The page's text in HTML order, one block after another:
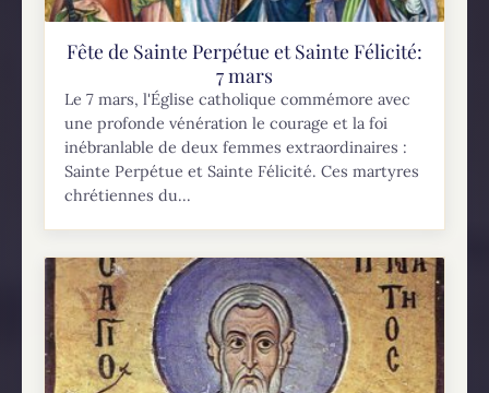
Fête de Sainte Perpétue et Sainte Félicité:
7 mars
Le 7 mars, l'Église catholique commémore avec
une profonde vénération le courage et la foi
inébranlable de deux femmes extraordinaires :
Sainte Perpétue et Sainte Félicité. Ces martyres
chrétiennes du...